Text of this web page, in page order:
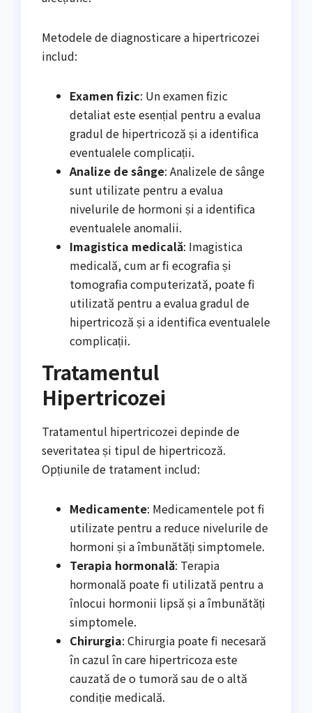
Metodele de diagnosticare a hipertricozei
includ:
Examen fizic: Un examen fizic
detaliat este esențial pentru a evalua
gradul de hipertricoză și a identifica
eventualele complicații.
Analize de sânge: Analizele de sânge
sunt utilizate pentru a evalua
nivelurile de hormoni și a identifica
eventualele anomalii.
Imagistica medicală: Imagistica
medicală, cum ar fi ecografia și
tomografia computerizată, poate fi
utilizată pentru a evalua gradul de
hipertricoză și a identifica eventualele
complicații.
Tratamentul
Hipertricozei
Tratamentul hipertricozei depinde de
severitatea și tipul de hipertricoză.
Opțiunile de tratament includ:
Medicamente: Medicamentele pot fi
utilizate pentru a reduce nivelurile de
hormoni și a îmbunătăți simptomele.
Terapia hormonală: Terapia
hormonală poate fi utilizată pentru a
înlocui hormonii lipsă și a îmbunătăți
simptomele.
Chirurgia: Chirurgia poate fi necesară
în cazul în care hipertricoza este
cauzată de o tumoră sau de o altă
condiție medicală.